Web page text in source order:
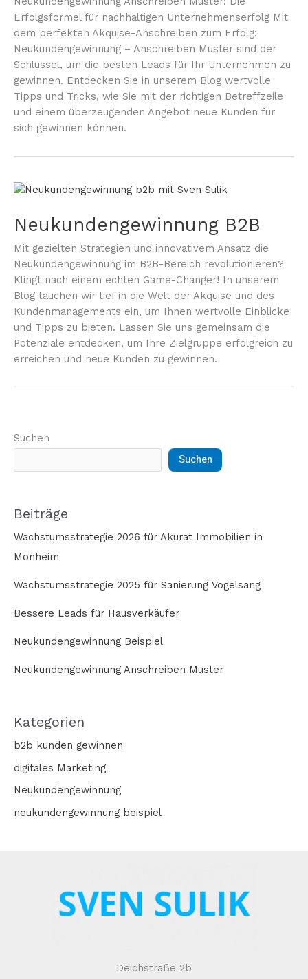
Erfolgsformel für nachhaltigen Unternehmenserfolg Mit
dem perfekten Akquise-Anschreiben zum Erfolg:
Neukundengewinnung – Anschreiben Muster sind der
Schlüssel, um die besten Leads für Ihr Unternehmen zu
gewinnen. Entdecken Sie in unserem Blog wertvolle
Tipps und Tricks, wie Sie mit der richtigen Betreffzeile
und einem überzeugenden Angebot neue Kunden für
sich gewinnen können.
Neukundengewinnung B2B
Mit gezielten Strategien und innovativem Ansatz die
Neukundengewinnung im B2B-Bereich revolutionieren?
Klingt nach einem echten Game-Changer! In unserem
Blog tauchen wir tief in die Welt der Akquise und des
Kundenmanagements ein, um Ihnen wertvolle Einblicke
und Tipps zu bieten. Lassen Sie uns gemeinsam die
Potenziale entdecken, um Ihre Zielgruppe erfolgreich zu
erreichen und neue Kunden zu gewinnen.
Suchen
Suchen
Beiträge
Wachstumsstrategie 2026 für Akurat Immobilien in
Monheim
Wachstumsstrategie 2025 für Sanierung Vogelsang
Bessere Leads für Hausverkäufer
Neukundengewinnung Beispiel
Neukundengewinnung Anschreiben Muster
Kategorien
b2b kunden gewinnen
digitales Marketing
Neukundengewinnung
neukundengewinnung beispiel
Deichstraße 2b